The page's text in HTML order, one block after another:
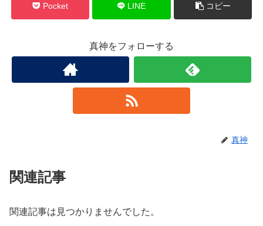
Pocket LINE コピー
真神をフォローする
真神
関連記事
関連記事は見つかりませんでした。